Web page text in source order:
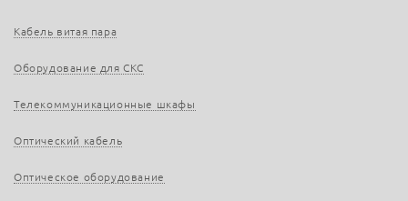
Кабель витая пара
Оборудование для СКС
Телекоммуникационные шкафы
Оптический кабель
Оптическое оборудование